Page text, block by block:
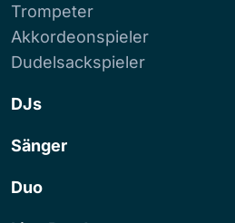
Trompeter
Akkordeonspieler
Dudelsackspieler
DJs
Sänger
Duo